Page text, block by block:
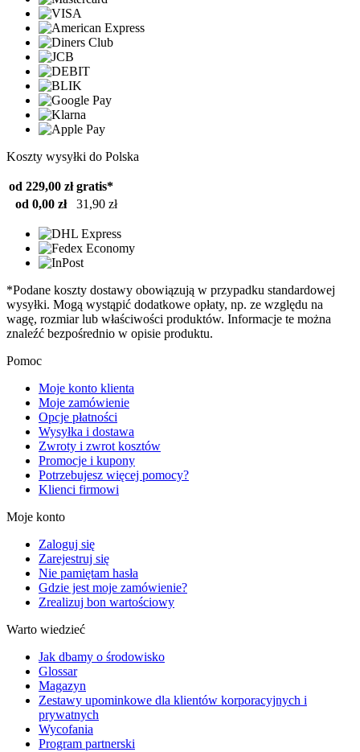
Koszty wysyłki do Polska
od 229,00 zł gratis*
od 0,00 zł
31,90 zł
*Podane koszty dostawy obowiązują w przypadku standardowej
wysyłki. Mogą wystąpić dodatkowe opłaty, np. ze względu na
wagę, rozmiar lub właściwości produktów. Informacje te można
znaleźć bezpośrednio w opisie produktu.
Pomoc
Moje konto klienta
Moje zamówienie
Opcje płatności
Wysyłka i dostawa
Zwroty i zwrot kosztów
Promocje i kupony
Potrzebujesz więcej pomocy?
Klienci firmowi
Moje konto
Zaloguj się
Zarejestruj się
Nie pamiętam hasła
Gdzie jest moje zamówienie?
Zrealizuj bon wartościowy
Warto wiedzieć
Jak dbamy o środowisko
Glossar
Magazyn
Zestawy upominkowe dla klientów korporacyjnych i
prywatnych
Wycofania
Program partnerski